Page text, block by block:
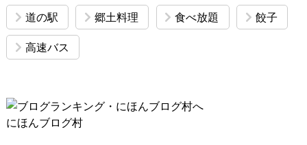
道の駅
郷土料理 食べ放題
餃子
高速バス
にほんブログ村